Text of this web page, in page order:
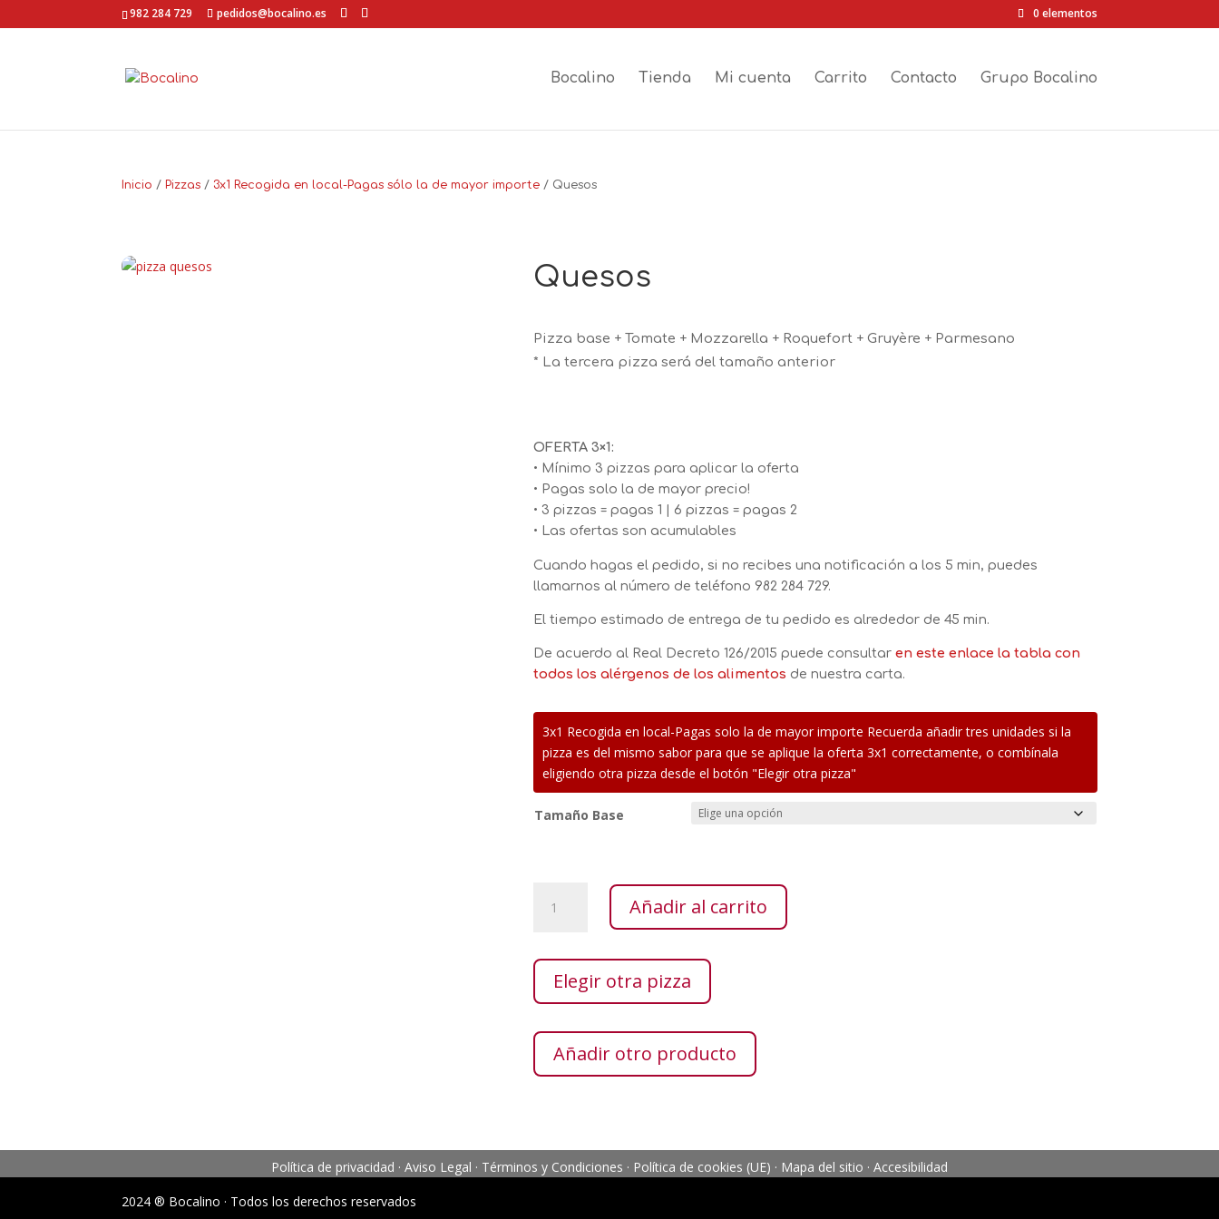
982 284 729 pedidos@bocalino.es 0 elementos
Bocalino Tienda Mi cuenta Carrito Contacto Grupo Bocalino
Inicio / Pizzas / 3x1 Recogida en local-Pagas sólo la de mayor importe / Quesos
Quesos
Pizza base + Tomate + Mozzarella + Roquefort + Gruyère + Parmesano
* La tercera pizza será del tamaño anterior
OFERTA 3×1:
• Mínimo 3 pizzas para aplicar la oferta
• Pagas solo la de mayor precio!
• 3 pizzas = pagas 1 | 6 pizzas = pagas 2
• Las ofertas son acumulables
Cuando hagas el pedido, si no recibes una notificación a los 5 min, puedes
llamarnos al número de teléfono 982 284 729.
El tiempo estimado de entrega de tu pedido es alrededor de 45 min.
De acuerdo al Real Decreto 126/2015 puede consultaren este enlace la tabla con
todos los alérgenos de los alimentos de nuestra carta.
3x1 Recogida en local-Pagas solo la de mayor importe Recuerda añadir tres unidades si la
pizza es del mismo sabor para que se aplique la oferta 3x1 correctamente, o combínala
eligiendo otra pizza desde el botón "Elegir otra pizza"
Tamaño Base
cantidad
Añadir al carrito
Elegir otra pizza
Añadir otro producto
Política de privacidad · Aviso Legal · Términos y Condiciones · Política de cookies (UE) · Mapa del sitio · Accesibilidad
2024 ® Bocalino · Todos los derechos reservados